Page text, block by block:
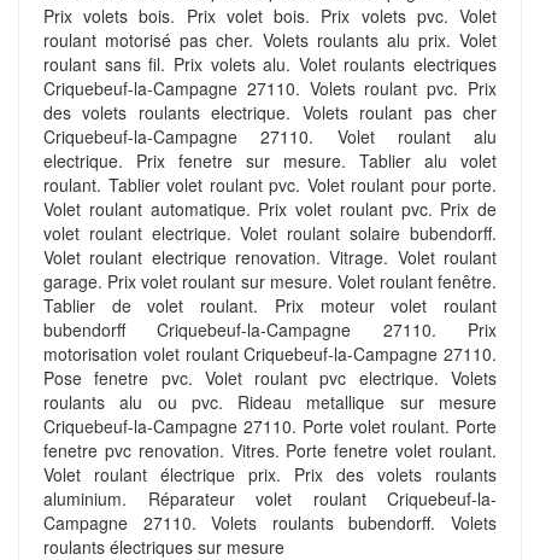
Prix volets bois. Prix volet bois. Prix volets pvc. Volet
roulant motorisé pas cher. Volets roulants alu prix. Volet
roulant sans fil. Prix volets alu. Volet roulants electriques
Criquebeuf-la-Campagne 27110. Volets roulant pvc. Prix
des volets roulants electrique. Volets roulant pas cher
Criquebeuf-la-Campagne 27110. Volet roulant alu
electrique. Prix fenetre sur mesure. Tablier alu volet
roulant. Tablier volet roulant pvc. Volet roulant pour porte.
Volet roulant automatique. Prix volet roulant pvc. Prix de
volet roulant electrique. Volet roulant solaire bubendorff.
Volet roulant electrique renovation. Vitrage. Volet roulant
garage. Prix volet roulant sur mesure. Volet roulant fenêtre.
Tablier de volet roulant. Prix moteur volet roulant
bubendorff Criquebeuf-la-Campagne 27110. Prix
motorisation volet roulant Criquebeuf-la-Campagne 27110.
Pose fenetre pvc. Volet roulant pvc electrique. Volets
roulants alu ou pvc. Rideau metallique sur mesure
Criquebeuf-la-Campagne 27110. Porte volet roulant. Porte
fenetre pvc renovation. Vitres. Porte fenetre volet roulant.
Volet roulant électrique prix. Prix des volets roulants
aluminium. Réparateur volet roulant Criquebeuf-la-
Campagne 27110. Volets roulants bubendorff. Volets
roulants électriques sur mesure